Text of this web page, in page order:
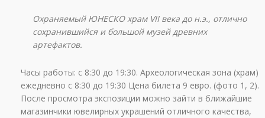
Охраняемый ЮНЕСКО храм VII века до н.э., отлично
сохранившийся и большой музей древних
артефактов.
Часы работы: с 8:30 до 19:30. Археологическая зона (храм)
ежедневно с 8:30 до 19:30 Цена билета 9 евро. (фото 1, 2).
После просмотра экспозиции можно зайти в ближайшие
магазинчики ювелирных украшений отличного качества,